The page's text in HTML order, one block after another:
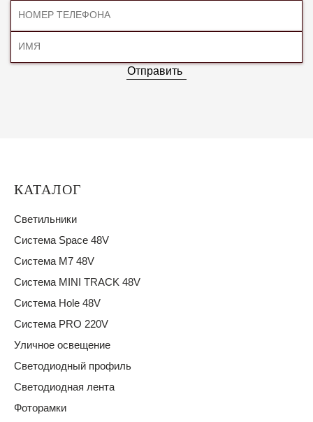
Отправить
КАТАЛОГ
Светильники
Система Space 48V
Система M7 48V
Система MINI TRACK 48V
Система Hole 48V
Система PRO 220V
Уличное освещение
Светодиодный профиль
Светодиодная лента
Фоторамки